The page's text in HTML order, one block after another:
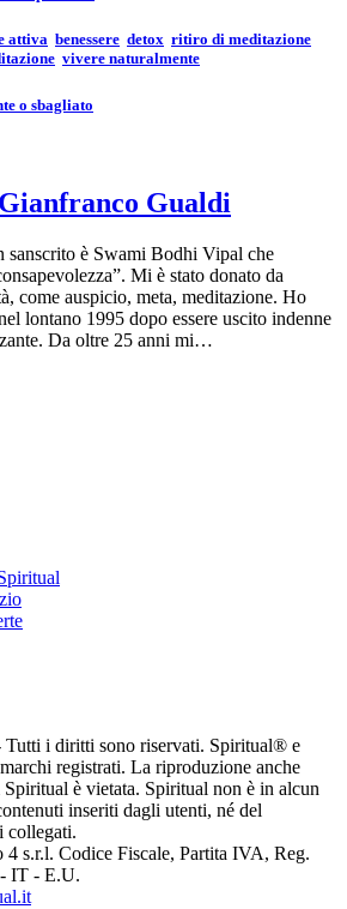
attiva benessere detox ritiro di meditazione
vivere naturalmente
o sbagliato
Gualdi
sanscrito è Swami Bodhi Vipal che
Mi è stato donato da
come auspicio, meta, meditazione. Ho
lontano 1995 dopo essere uscito indenne
Da oltre 25 anni mi…
i diritti sono riservati. Spiritual® e
registrati. La riproduzione anche
è vietata. Spiritual non è in alcun
inseriti dagli utenti, né del
collegati.
4 s.r.l. Codice Fiscale, Partita IVA, Reg.
IT - E.U.